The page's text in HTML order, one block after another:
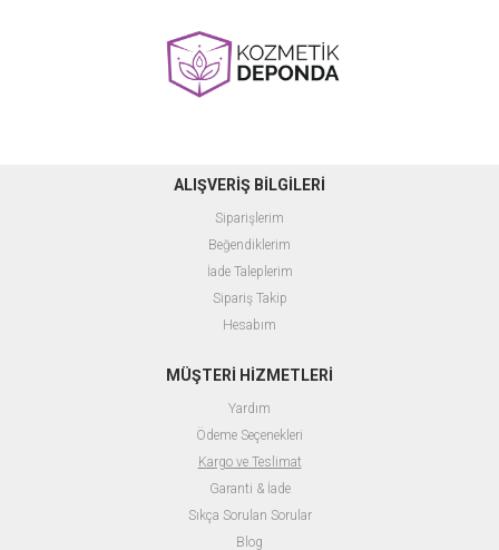
ALIŞVERİŞ BİLGİLERİ
Siparişlerim
Beğendiklerim
İade Taleplerim
Sipariş Takip
Hesabım
MÜŞTERİ HİZMETLERİ
Yardım
Ödeme Seçenekleri
Kargo ve Teslimat
Garanti & İade
Sıkça Sorulan Sorular
Blog